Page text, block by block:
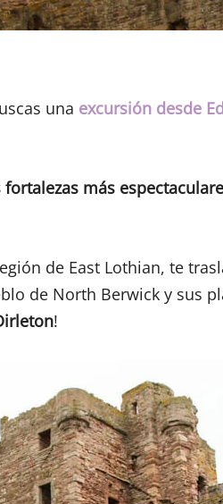
una excursión desde
más
de East Lothian, te
de North Berwick y sus
!